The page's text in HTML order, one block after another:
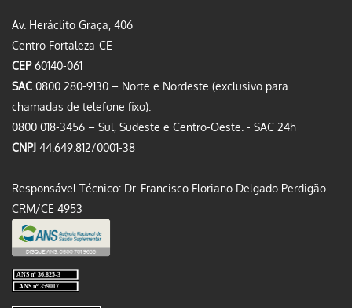
Av. Heráclito Graça, 406
Centro Fortaleza-CE
CEP60140-061
SAC 0800 280-9130 – Norte e Nordeste (exclusivo para
chamadas de telefone fixo).
0800 018-3456 – Sul, Sudeste e Centro-Oeste. - SAC 24h
CNPJ 44.649.812/0001-38
Responsável Técnico: Dr. Francisco Floriano Delgado Perdigão –
CRM/CE 4953